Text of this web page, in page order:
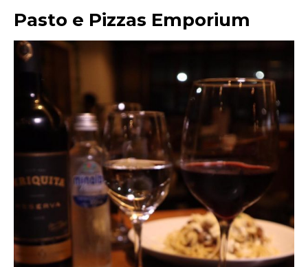
Pasto e Pizzas Emporium